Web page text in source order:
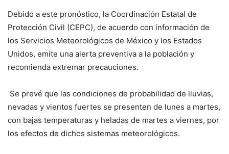
Debido a este pronóstico, la Coordinación Estatal de
Protección Civil (CEPC), de acuerdo con información de
los Servicios Meteorológicos de México y los Estados
Unidos, emite una alerta preventiva a la población y
recomienda extremar precauciones.
Se prevé que las condiciones de probabilidad de lluvias,
nevadas y vientos fuertes se presenten de lunes a martes,
con bajas temperaturas y heladas de martes a viernes, por
los efectos de dichos sistemas meteorológicos.